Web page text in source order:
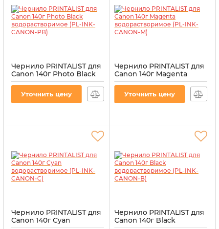
Чернило PRINTALIST для
Canon 140г Photo Black
водорастворимое (PL-
PL-INK-CANON-PB
Уточнить цену
Чернило PRINTALIST для
Canon 140г Magenta
водорастворимое (PL-
PL-INK-CANON-M
Уточнить цену
Чернило PRINTALIST для
Canon 140г Cyan
Чернило PRINTALIST для
Canon 140г Black